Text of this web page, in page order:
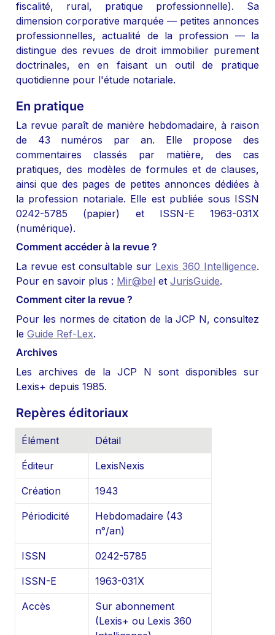
fiscalité, rural, pratique professionnelle). Sa
dimension corporative marquée — petites annonces
professionnelles, actualité de la profession — la
distingue des revues de droit immobilier purement
doctrinales, en en faisant un outil de pratique
quotidienne pour l'étude notariale.
En pratique
La revue paraît de manière hebdomadaire, à raison
de 43 numéros par an. Elle propose des
commentaires classés par matière, des cas
pratiques, des modèles de formules et de clauses,
ainsi que des pages de petites annonces dédiées à
la profession notariale. Elle est publiée sous ISSN
0242-5785 (papier) et ISSN-E 1963-031X
(numérique).
Comment accéder à la revue ?
La revue est consultable sur Lexis 360 Intelligence.
Pour en savoir plus : Mir@bel et JurisGuide.
Comment citer la revue ?
Pour les normes de citation de la JCP N, consultez
le Guide Ref-Lex.
Archives
Les archives de la JCP N sont disponibles sur
Lexis+ depuis 1985.
Repères éditoriaux
Élément Détail
Éditeur LexisNexis
Création 1943
Périodicité
Hebdomadaire (43
n°/an)
ISSN 0242-5785
ISSN-E 1963-031X
Accès
Sur abonnement
(Lexis+ ou Lexis 360